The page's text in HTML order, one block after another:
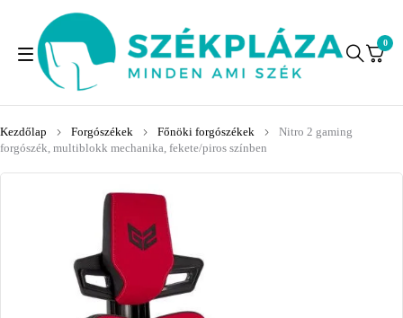
0
Kezdőlap Forgószékek Főnöki forgószékek
Nitro 2 gaming
forgószék, multiblokk mechanika, fekete/piros színben